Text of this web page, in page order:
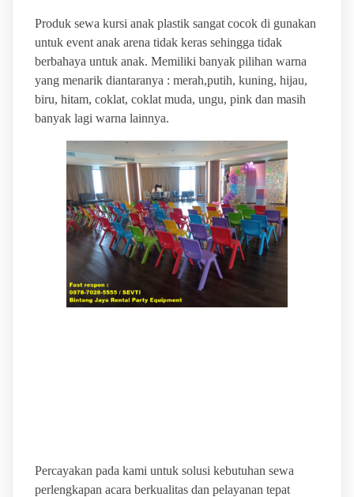
Produk sewa kursi anak plastik sangat cocok di gunakan
untuk event anak arena tidak keras sehingga tidak
berbahaya untuk anak. Memiliki banyak pilihan warna
yang menarik diantaranya : merah,putih, kuning, hijau,
biru, hitam, coklat, coklat muda, ungu, pink dan masih
banyak lagi warna lainnya.
Percayakan pada kami untuk solusi kebutuhan sewa
perlengkapan acara berkualitas dan pelayanan tepat